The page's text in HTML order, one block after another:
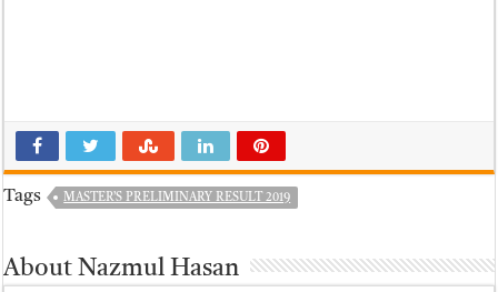
Tags MASTER’S PRELIMINARY RESULT 2019
About Nazmul Hasan